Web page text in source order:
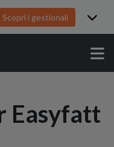
Scopri i gestionali
Easyfatt